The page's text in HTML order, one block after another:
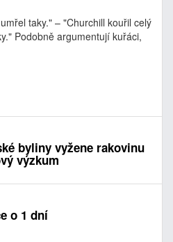
taky." – "Churchill kouřil celý
Podobně argumentují kuřáci,
byliny vyžene rakovinu
výzkum
o 1 dní